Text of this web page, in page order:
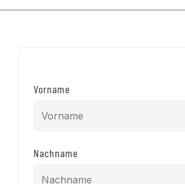
Vorname
Nachname